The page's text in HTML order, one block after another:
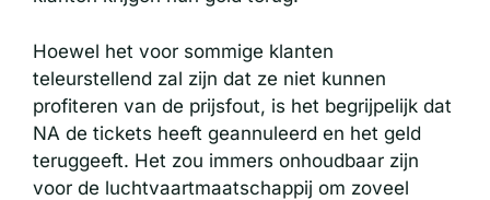
Hoewel het voor sommige klanten
teleurstellend zal zijn dat ze niet kunnen
profiteren van de prijsfout, is het begrijpelijk dat
NA de tickets heeft geannuleerd en het geld
teruggeeft. Het zou immers onhoudbaar zijn
voor de luchtvaartmaatschappij om zoveel